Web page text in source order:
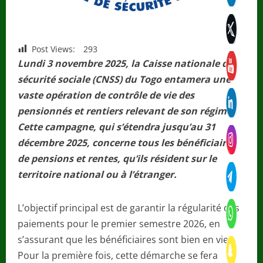
Post Views: 293
Lundi 3 novembre 2025, la Caisse nationale de
sécurité sociale (CNSS) du Togo entamera une
vaste opération de contrôle de vie des
pensionnés et rentiers relevant de son régime.
Cette campagne, qui s’étendra jusqu’au 31
décembre 2025, concerne tous les bénéficiaires
de pensions et rentes, qu’ils résident sur le
territoire national ou à l’étranger.
L’objectif principal est de garantir la régularité des
paiements pour le premier semestre 2026, en
s’assurant que les bénéficiaires sont bien en vie.
Pour la première fois, cette démarche se fera